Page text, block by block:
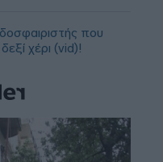
που
χέρι (vid)!